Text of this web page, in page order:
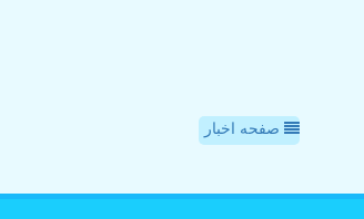
صفحه اخبار